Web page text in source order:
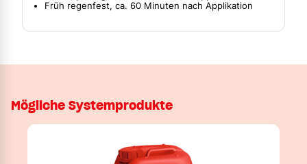
Früh regenfest, ca. 60 Minuten nach Applikation
Mögliche Systemprodukte